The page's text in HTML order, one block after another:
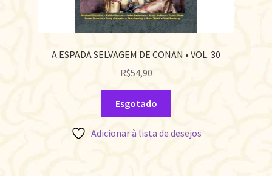
A ESPADA SELVAGEM DE CONAN • VOL. 30
R$54,90
Esgotado
Adicionar à lista de desejos